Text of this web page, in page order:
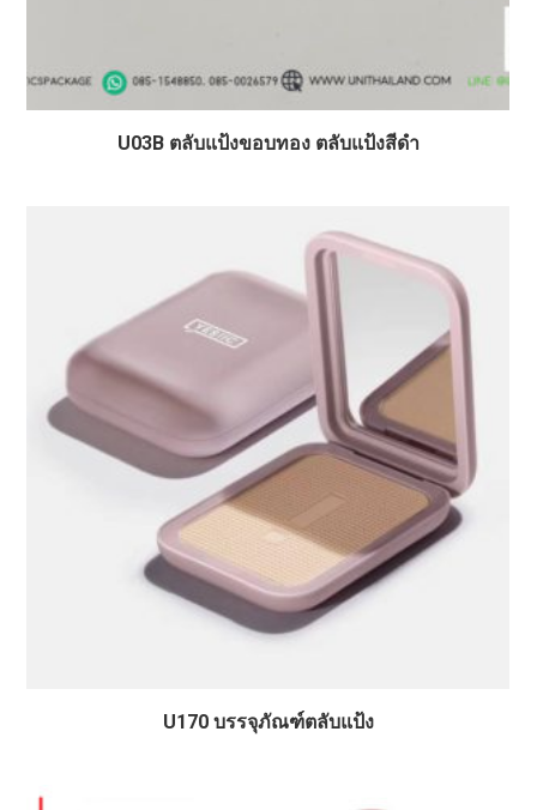
U03B ตลับแป้งขอบทอง ตลับแป้งสีดำ
U170 บรรจุภัณฑ์ตลับแป้ง